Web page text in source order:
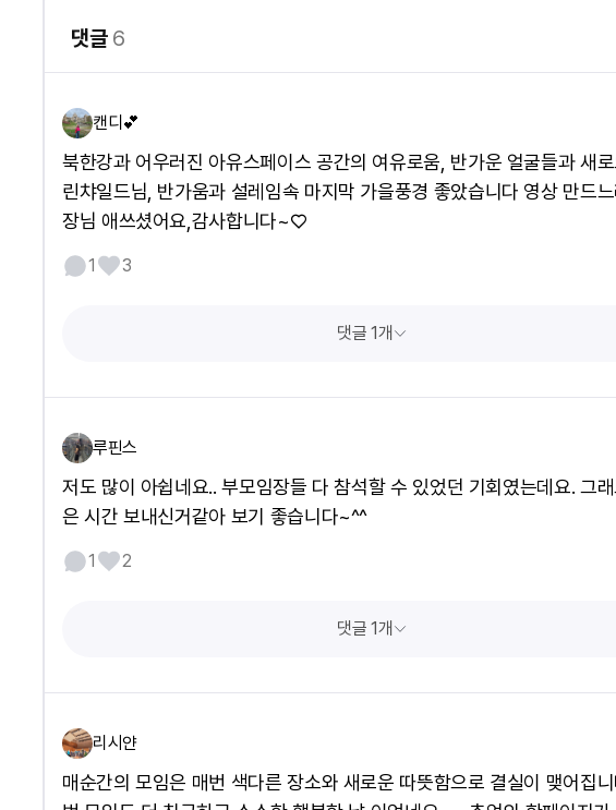
댓글6
캔디💕
북한강과 어우러진 아유스페이스 공간의 여유로움, 반가운 얼굴들과 새
린챠일드님, 반가움과 설레임속 마지막 가을풍경 좋았습니다 영상 만드
장님 애쓰셨어요,감사합니다~♡
1 3
댓글 1개
루핀스
저도 많이 아쉽네요.. 부모임장들 다 참석할 수 있었던 기회였는데요. 그
은 시간 보내신거같아 보기 좋습니다~^^
1 2
댓글 1개
리시얀
매순간의 모임은 매번 색다른 장소와 새로운 따뜻함으로 결실이 맺어집니